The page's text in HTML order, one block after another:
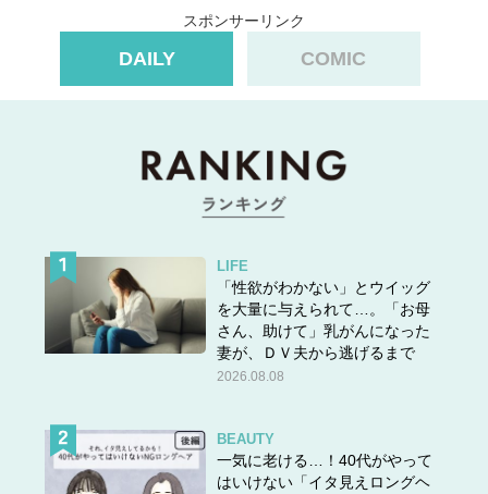
スポンサーリンク
DAILY COMIC
LIFE
「性欲がわかない」とウイッグ
を大量に与えられて…。「お母
さん、助けて」乳がんになった
妻が、ＤＶ夫から逃げるまで
2026.08.08
BEAUTY
一気に老ける…！40代がやって
はいけない「イタ見えロングヘ